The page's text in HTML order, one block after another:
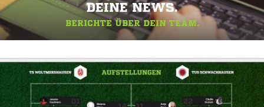
DEINE NEWS.
BERICHTE ÜBER DEIN TEAM.